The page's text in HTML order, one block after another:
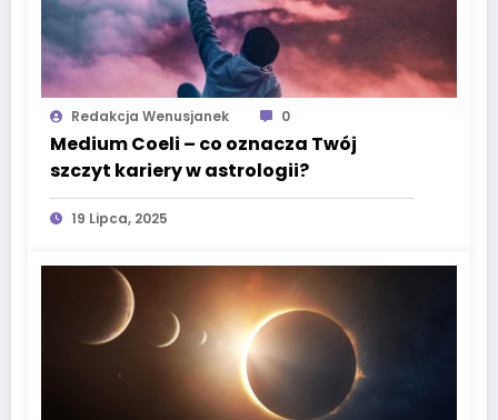
Redakcja Wenusjanek 0
Medium Coeli – co oznacza Twój
szczyt kariery w astrologii?
19 Lipca, 2025